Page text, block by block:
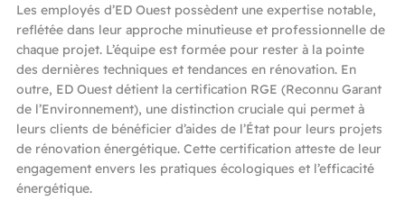
Les employés d’ED Ouest possèdent une expertise notable,
reflétée dans leur approche minutieuse et professionnelle de
chaque projet. L’équipe est formée pour rester à la pointe
des dernières techniques et tendances en rénovation. En
outre, ED Ouest détient la certification RGE (Reconnu Garant
de l’Environnement), une distinction cruciale qui permet à
leurs clients de bénéficier d’aides de l’État pour leurs projets
de rénovation énergétique. Cette certification atteste de leur
engagement envers les pratiques écologiques et l’efficacité
énergétique.